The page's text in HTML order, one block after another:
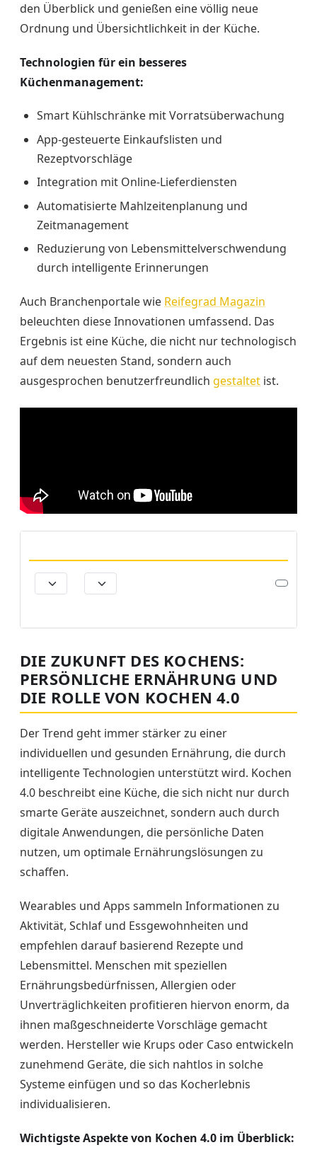
den Überblick und genießen eine völlig neue
Ordnung und Übersichtlichkeit in der Küche.
Technologien für ein besseres
Küchenmanagement:
Smart Kühlschränke mit Vorratsüberwachung
App-gesteuerte Einkaufslisten und
Rezeptvorschläge
Integration mit Online-Lieferdiensten
Automatisierte Mahlzeitenplanung und
Zeitmanagement
Reduzierung von Lebensmittelverschwendung
durch intelligente Erinnerungen
Auch Branchenportale wie Reifegrad Magazin
beleuchten diese Innovationen umfassend. Das
Ergebnis ist eine Küche, die nicht nur technologisch
auf dem neuesten Stand, sondern auch
ausgesprochen benutzerfreundlich gestaltet ist.
DIE ZUKUNFT DES KOCHENS:
PERSÖNLICHE ERNÄHRUNG UND
DIE ROLLE VON KOCHEN 4.0
Der Trend geht immer stärker zu einer
individuellen und gesunden Ernährung, die durch
intelligente Technologien unterstützt wird. Kochen
4.0 beschreibt eine Küche, die sich nicht nur durch
smarte Geräte auszeichnet, sondern auch durch
digitale Anwendungen, die persönliche Daten
nutzen, um optimale Ernährungslösungen zu
schaffen.
Wearables und Apps sammeln Informationen zu
Aktivität, Schlaf und Essgewohnheiten und
empfehlen darauf basierend Rezepte und
Lebensmittel. Menschen mit speziellen
Ernährungsbedürfnissen, Allergien oder
Unverträglichkeiten profitieren hiervon enorm, da
ihnen maßgeschneiderte Vorschläge gemacht
werden. Hersteller wie Krups oder Caso entwickeln
zunehmend Geräte, die sich nahtlos in solche
Systeme einfügen und so das Kocherlebnis
individualisieren.
Wichtigste Aspekte von Kochen 4.0 im Überblick: